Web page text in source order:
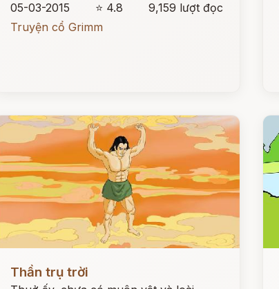
05-03-2015
⭐ 4.8
9,159 lượt đọc
Truyện cổ Grimm
Đọc ngay
Thần trụ trời